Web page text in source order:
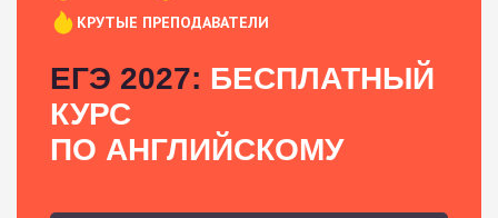
КРУТЫЕ ПРЕПОДАВАТЕЛИ
ЕГЭ 2027: БЕСПЛАТНЫЙ
КУРС
ПО АНГЛИЙСКОМУ